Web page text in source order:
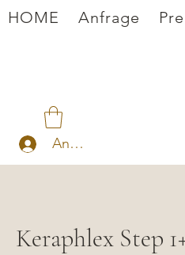
HOME Anfrage
Anmelden
Keraphlex Step